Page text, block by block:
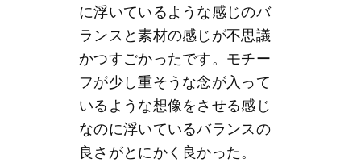
に浮いているような感じのバ
ランスと素材の感じが不思議
かつすごかったです。モチー
フが少し重そうな念が入って
いるような想像をさせる感じ
なのに浮いているバランスの
良さがとにかく良かった。